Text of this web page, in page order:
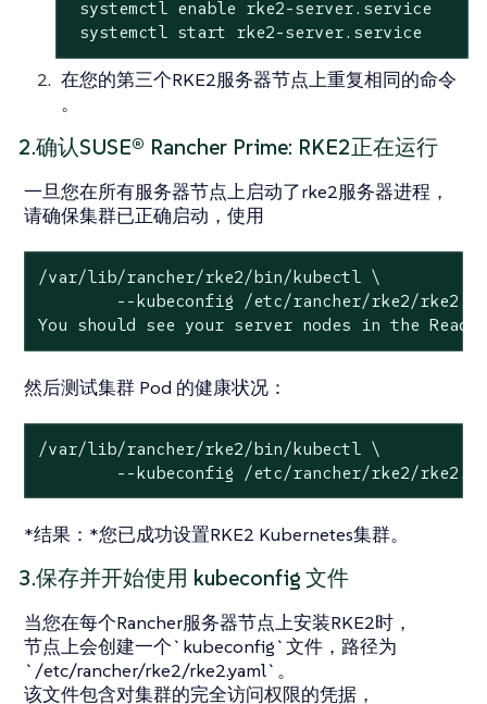
systemctl enable rke2-server.service
systemctl start rke2-server.service
在您的第三个RKE2服务器节点上重复相同的命令
。
2.确认SUSE® Rancher Prime: RKE2正在运行
一旦您在所有服务器节点上启动了rke2服务器进程，
请确保集群已正确启动，使用
/var/lib/rancher/rke2/bin/kubectl \
--kubeconfig /etc/rancher/rke2/
You should see your server nodes in the
然后测试集群 Pod 的健康状况：
/var/lib/rancher/rke2/bin/kubectl \
--kubeconfig /etc/rancher/rke2/
*结果：*您已成功设置RKE2 Kubernetes集群。
3.保存并开始使用 kubeconfig 文件
当您在每个Rancher服务器节点上安装RKE2时，
节点上会创建一个`kubeconfig`文件，路径为
`/etc/rancher/rke2/rke2.yaml`。
该文件包含对集群的完全访问权限的凭据，